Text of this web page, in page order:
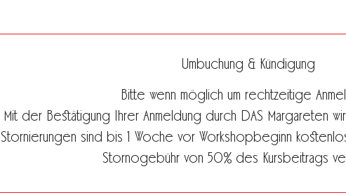
Umbuchung & Kündigung
Bitte wenn möglich um rechtzeitige
Mit der Bestätigung Ihrer Anmeldung durch DAS Margareten
Stornierungen sind bis 1 Woche vor Workshopbeginn
Stornogebühr von 50% des Kursbeitrags